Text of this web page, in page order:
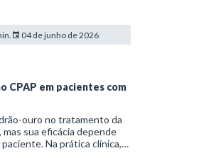
04 de junho de 2026
CPAP em pacientes com
ouro no tratamento da
sua eficácia depende
Na prática clínica,